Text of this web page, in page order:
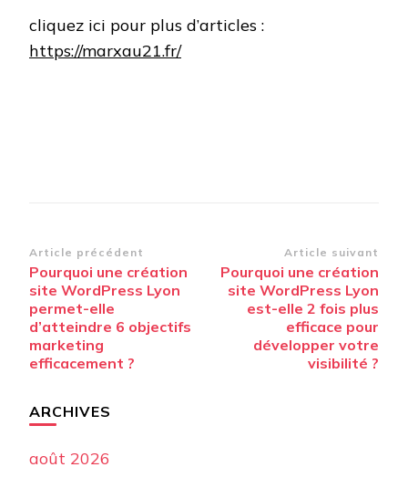
cliquez ici pour plus d’articles :
https://marxau21.fr/
Navigation
d’article
Article précédent
Pourquoi une création
site WordPress Lyon
permet-elle
d’atteindre 6 objectifs
marketing
efficacement ?
Article suivant
Pourquoi une création
site WordPress Lyon
est-elle 2 fois plus
efficace pour
développer votre
visibilité ?
ARCHIVES
août 2026